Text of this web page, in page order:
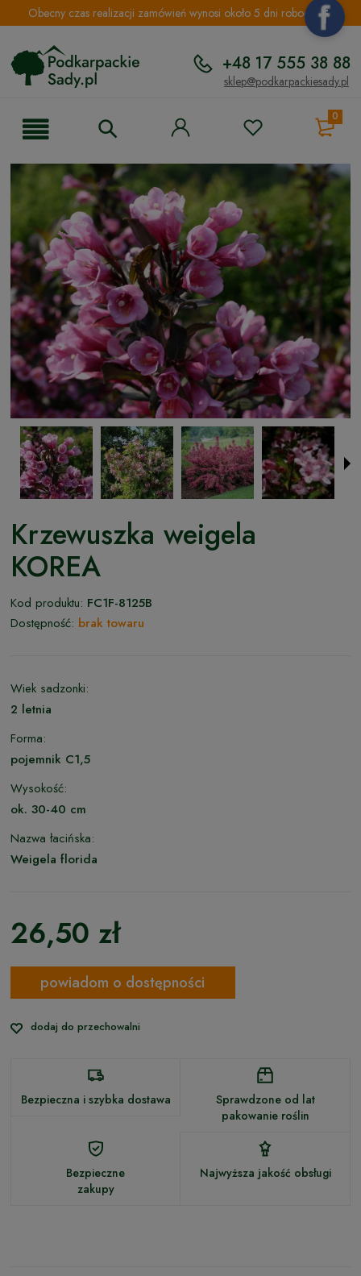
Obecny czas realizacji zamówień wynosi około 5 dni roboczych.
+48 17 555 38 88
sklep@podkarpackiesady.pl
0
Krzewuszka weigela
KOREA
Kod produktu: FC1F-8125B
Dostępność: brak towaru
Wiek sadzonki:
2 letnia
Forma:
pojemnik C1,5
Wysokość:
ok. 30-40 cm
Nazwa łacińska:
Weigela florida
26,50 zł
powiadom o dostępności
dodaj do przechowalni
Bezpieczna i szybka dostawa
Sprawdzone od lat
pakowanie roślin
Bezpieczne
zakupy
Najwyższa jakość obsługi